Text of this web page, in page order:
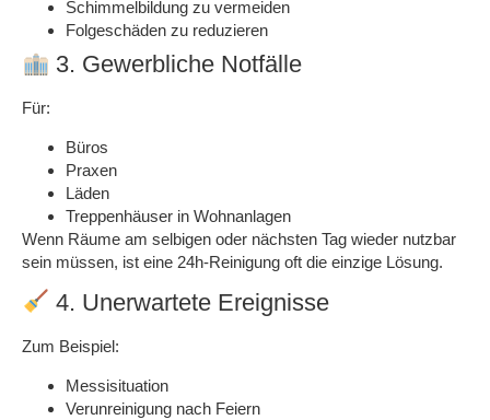
Schimmelbildung zu vermeiden
Folgeschäden zu reduzieren
3. Gewerbliche Notfälle
Für:
Büros
Praxen
Läden
Treppenhäuser in Wohnanlagen
Wenn Räume am selbigen oder nächsten Tag wieder nutzbar
sein müssen, ist eine 24h-Reinigung oft die einzige Lösung.
4. Unerwartete Ereignisse
Zum Beispiel:
Messisituation
Verunreinigung nach Feiern